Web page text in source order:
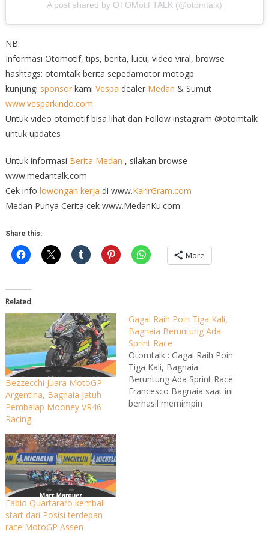
A post shared by OTOMotif TALK (@otomtalk)
NB:
Informasi Otomotif, tips, berita, lucu, video viral, browse
hashtags: otomtalk berita sepedamotor motogp
kunjungi sponsorkami Vespa dealer Medan & Sumut
www.vesparkindo.com
Untuk video otomotif bisa lihat dan Follow instagram @otomtalk
untuk updates
Untuk informasi Berita Medan , silakan browse
www.medantalk.com
Cek info lowongan kerja di www.KarirGram.com
Medan Punya Cerita cek www.MedanKu.com
Share this:
More
Related
Bezzecchi Juara MotoGP
Argentina, Bagnaia Jatuh
Pembalap Mooney VR46
Racing
Gagal Raih Poin Tiga Kali,
Bagnaia Beruntung Ada
Sprint Race
Otomtalk : Gagal Raih Poin
Tiga Kali, Bagnaia
Beruntung Ada Sprint Race
Francesco Bagnaia saat ini
berhasil memimpin
Fabio Quartararo kembali
start dari Posisi terdepan
race MotoGP Assen